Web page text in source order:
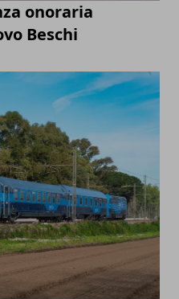
onoraria
Beschi